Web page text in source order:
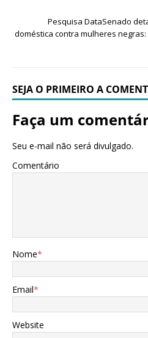
Pesquisa DataSenado
doméstica contra mulheres
SEJA O PRIMEIRO A
Faça um
Seu e-mail não será divulgado.
Comentário
Nome*
Email*
Website